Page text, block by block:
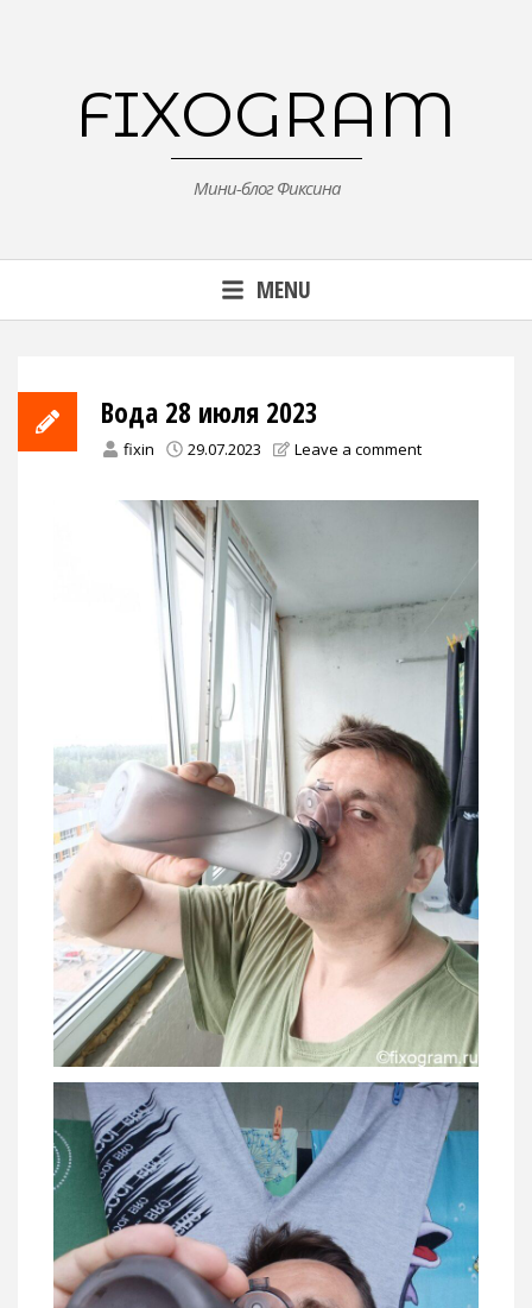
FIXOGRAM
Мини-блог Фиксина
MENU
Вода 28 июля 2023
fixin 29.07.2023 Leave a comment